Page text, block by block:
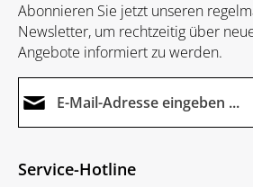
Abonnieren Sie jetzt unseren
Newsletter, um rechtzeitig über
Angebote informiert zu werden.
Ich habe die
Die mit einem Stern (*)
Service-Hotline